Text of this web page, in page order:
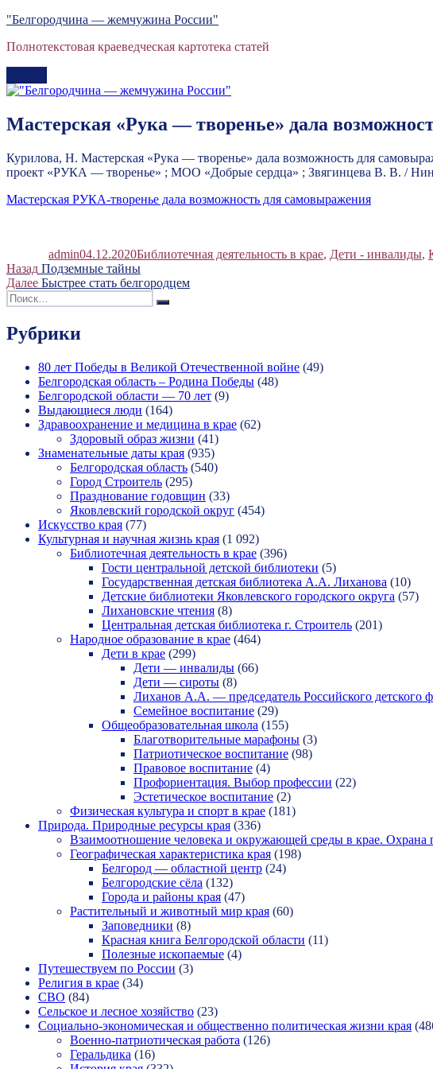
Перейти
содержимому
"Белгородчина — жемчужина России"
Полнотекстовая краеведческая картотека статей
Мастерская «Рука — творенье» дала
Курилова, Н. Мастерская «Рука — творенье» дала возможность для
проект «РУКА — творенье» ; МОО «Добрые сердца» ; Звягинцева В. В. /
Мастерская РУКА-творенье дала возможность для самовыражения
admin04.12.2020Библиотечная деятельность в крае, Дети - инвалиды,
Навигация
по
записям
Назад Предыдущая
запись:
Подземные тайны
Далее Следующая
запись:
Быстрее стать белгородцем
Искать:
Поиск
Рубрики
80 лет Победы в Великой Отечественной войне (49)
Белгородская область – Родина Победы (48)
Белгородской области — 70 лет (9)
Выдающиеся люди (164)
Здравоохранение и медицина в крае (62)
Здоровый образ жизни (41)
Знаменательные даты края (935)
Белгородская область (540)
Город Строитель (295)
Празднование годовщин (33)
Яковлевский городской округ (454)
Искусство края (77)
Культурная и научная жизнь края (1 092)
Библиотечная деятельность в крае (396)
Гости центральной детской библиотеки (5)
Государственная детская библиотека А.А. Лиханова (10)
Детские библиотеки Яковлевского городского округа (57)
Лихановские чтения (8)
Центральная детская библиотека г. Строитель (201)
Народное образование в крае (464)
Дети в крае (299)
Дети — инвалиды (66)
Дети — сироты (8)
Лиханов А.А. — председатель Российского детского
Семейное воспитание (29)
Общеобразовательная школа (155)
Благотворительные марафоны (3)
Патриотическое воспитание (98)
Правовое воспитание (4)
Профориентация. Выбор профессии (22)
Эстетическое воспитание (2)
Физическая культура и спорт в крае (181)
Природа. Природные ресурсы края (336)
Взаимоотношение человека и окружающей среды в крае. Охрана
Географическая характеристика края (198)
Белгород — областной центр (24)
Белгородские сёла (132)
Города и районы края (47)
Растительный и животный мир края (60)
Заповедники (8)
Красная книга Белгородской области (11)
Полезные ископаемые (4)
Путешествуем по России (3)
Религия в крае (34)
СВО (84)
Сельское и лесное хозяйство (23)
Социально-экономическая и общественно политическая жизни края
Военно-патриотическая работа (126)
Геральдика (16)